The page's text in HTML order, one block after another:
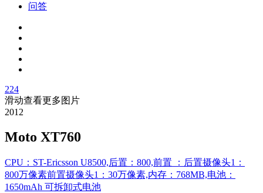
问答
224
滑动查看更多图片
2012
Moto XT760
CPU：ST-Ericsson U8500,后置：800,前置 ：后置摄像头1：
800万像素前置摄像头1：30万像素,内存：768MB,电池：
1650mAh 可拆卸式电池